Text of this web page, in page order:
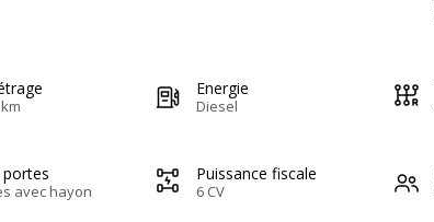
Energie
Diesel
avec hayon
Puissance fiscale
6 CV